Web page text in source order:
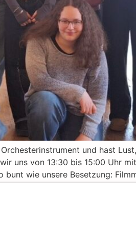
und hast
uns von 13:30 bis 15:00 Uhr
bunt wie unsere Besetzung: